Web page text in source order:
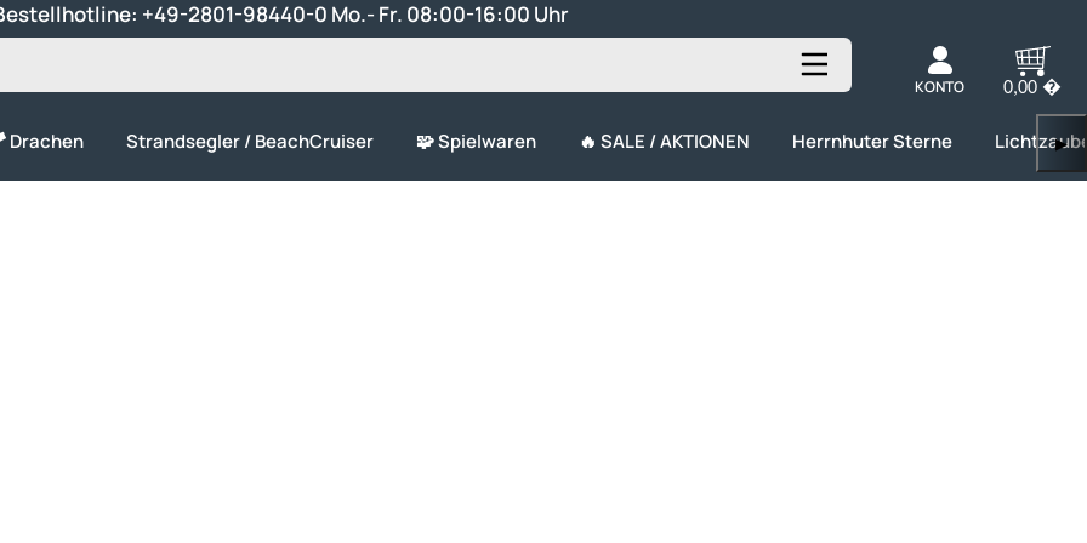
+49-2801-98440-0 Mo.- Fr. 08:00-16:00 Uhr
KONTO 0,00 �
Drachen Strandsegler / BeachCruiser 🧩 Spielwaren 🔥 SALE / AKTIONEN Herrnhuter Sterne ▶